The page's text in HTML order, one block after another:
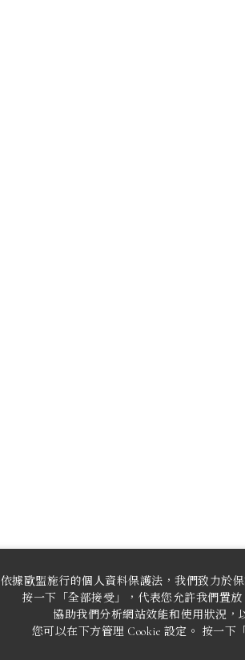
依據歐盟施行的個人資料保護法，我們致力於
按一下「全部接受」，代表您允許我們置
協助我們分析網站效能和使用狀況
您可以在下方管理 Cookie 設定。 按一